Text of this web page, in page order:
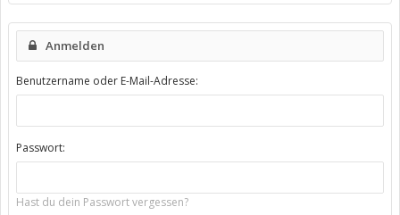
Anmelden
Benutzername oder E-Mail-Adresse:
Passwort:
Hast du dein Passwort vergessen?